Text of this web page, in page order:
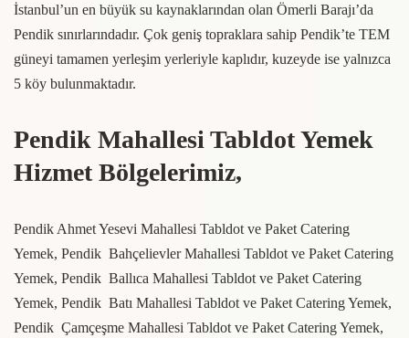
İstanbul’un en büyük su kaynaklarından olan Ömerli Barajı’da
Pendik sınırlarındadır. Çok geniş topraklara sahip Pendik’te TEM
güneyi tamamen yerleşim yerleriyle kaplıdır, kuzeyde ise yalnızca
5 köy bulunmaktadır.
Pendik Mahallesi Tabldot Yemek
Hizmet Bölgelerimiz,
Pendik Ahmet Yesevi Mahallesi Tabldot ve Paket Catering
Yemek, Pendik Bahçelievler Mahallesi Tabldot ve Paket Catering
Yemek, Pendik Ballıca Mahallesi Tabldot ve Paket Catering
Yemek, Pendik Batı Mahallesi Tabldot ve Paket Catering Yemek,
Pendik Çamçeşme Mahallesi Tabldot ve Paket Catering Yemek,